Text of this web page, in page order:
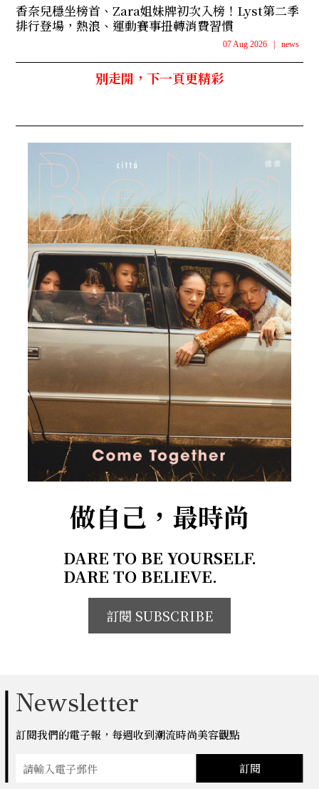
香奈兒穩坐榜首、Zara姐妹牌初次入榜！Lyst第二季
排行登場，熱浪、運動賽事扭轉消費習慣
07 Aug 2026 | news
別走開，下一頁更精彩
做自己，最時尚
DARE TO BE YOURSELF.
DARE TO BELIEVE.
訂閱 SUBSCRIBE
Newsletter
訂閱我們的電子報，每週收到潮流時尚美容觀點
訂閱